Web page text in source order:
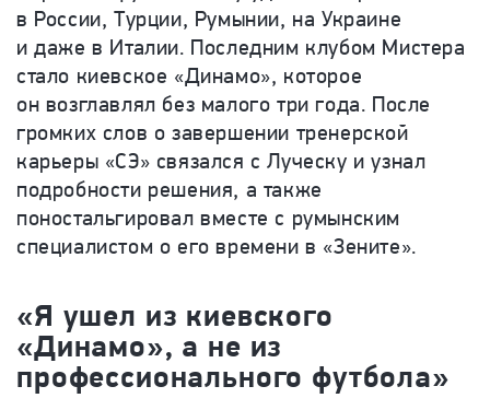
в России, Турции, Румынии, на Украине
и даже в Италии. Последним клубом Мистера
стало киевское «Динамо», которое
он возглавлял без малого три года. После
громких слов о завершении тренерской
карьеры «СЭ» связался с Луческу и узнал
подробности решения, а также
поностальгировал вместе с румынским
специалистом о его времени в «Зените».
«Я ушел из киевского
«Динамо», а не из
профессионального футбола»